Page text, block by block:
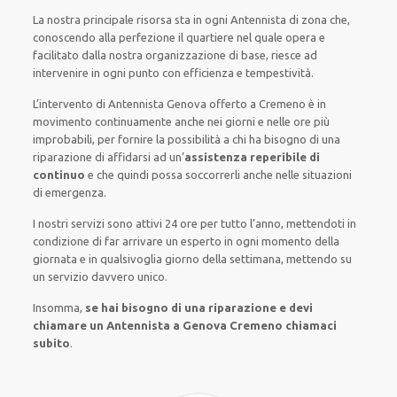
La nostra principale risorsa sta in ogni Antennista di zona che,
conoscendo alla perfezione il quartiere nel quale opera e
facilitato dalla nostra organizzazione di base, riesce ad
intervenire in ogni punto con efficienza e tempestività.
L’intervento di Antennista Genovaofferto a Cremeno èin
movimento continuamente anchenei giorni e nelle ore più
improbabili, perfornire la possibilità a chi ha bisogno di una
riparazione di affidarsi ad un’assistenza reperibile di
continuo e chequindi possa soccorrerli anchenelle situazioni
di emergenza.
I nostri servizi sono attivi 24 orepertutto l’anno, mettendoti in
condizione di far arrivare unesperto inogni momento della
giornata e inqualsivoglia giorno della settimana, mettendo su
un serviziodavvero unico.
Insomma, se hai bisogno di una riparazione e devi
chiamare un Antennista a Genova Cremeno chiamaci
subito.